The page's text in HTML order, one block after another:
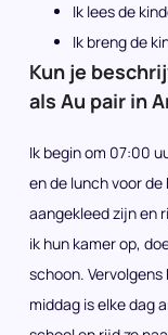
Ik lees de
Ik breng de
Kun je
als Au pair in
Ik begin om 07:00
en de lunch voor de
aangekleed zijn en
ik hun kamer op,
schoon.
middag is elke dag